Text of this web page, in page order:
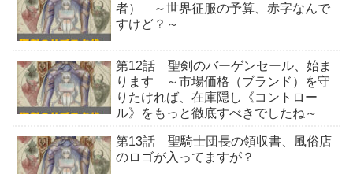
者） ～世界征服の予算、赤字なんで
すけど？～
第12話 聖剣のバーゲンセール、始ま
ります ～市場価格（ブランド）を守
りたければ、在庫隠し《コントロー
ル》をもっと徹底すべきでしたね～
第13話 聖騎士団長の領収書、風俗店
のロゴが入ってますが？